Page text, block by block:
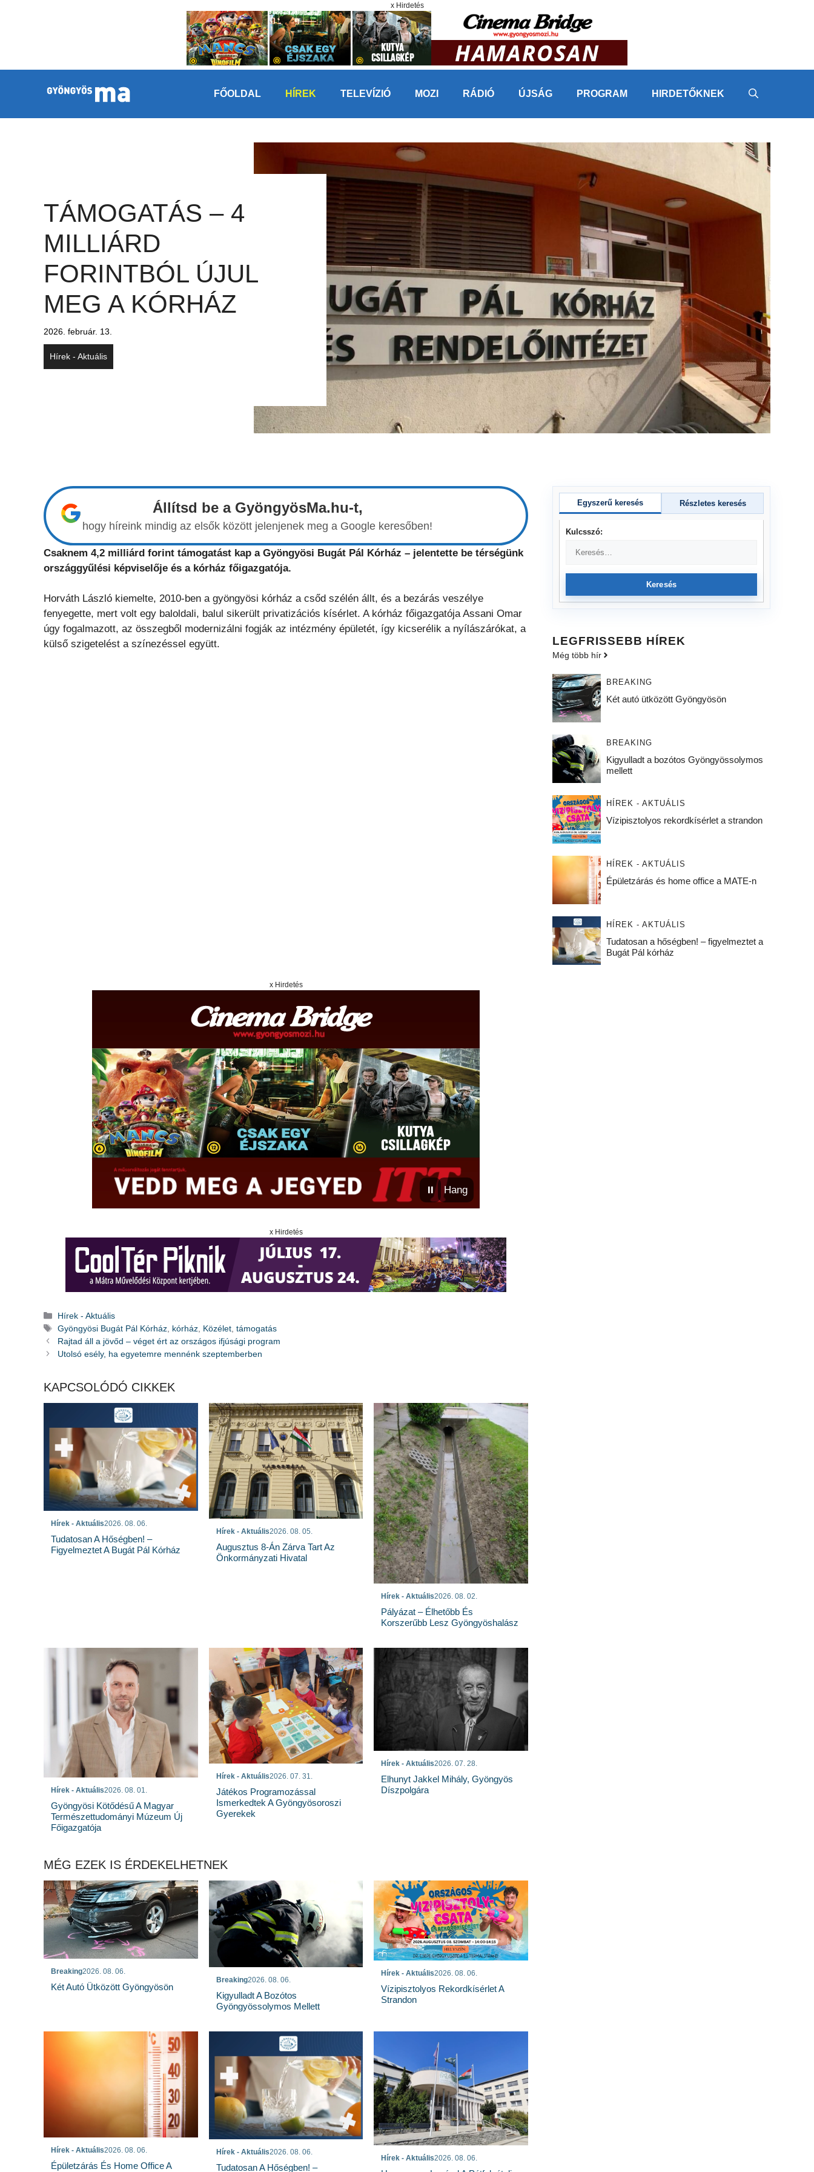
x Hirdetés
FŐOLDAL HÍREK TELEVÍZIÓ MOZI RÁDIÓ ÚJSÁG PROGRAM HIRDETŐKNEK
TÁMOGATÁS – 4
MILLIÁRD
FORINTBÓL ÚJUL
MEG A KÓRHÁZ
2026. február. 13.
Hírek - Aktuális
Állítsd be a GyöngyösMa.hu-t,
hogy híreink mindig az elsők között jelenjenek meg a Google keresőben!
Csaknem 4,2 milliárd forint támogatást kap a Gyöngyösi Bugát Pál Kórház – jelentette be térségünk
országgyűlési képviselője és a kórház főigazgatója.
Horváth László kiemelte, 2010-ben a gyöngyösi kórház a csőd szélén állt, és a bezárás veszélye
fenyegette, mert volt egy baloldali, balul sikerült privatizációs kísérlet. A kórház főigazgatója Assani Omar
úgy fogalmazott, az összegből modernizálni fogják az intézmény épületét, így kicserélik a nyílászárókat, a
külső szigetelést a színezéssel együtt.
x Hirdetés
⏸ Hang
x Hirdetés
Kategória
Hírek - Aktuális
Címkék
Gyöngyösi Bugát Pál Kórház kórház Közélet ,támogatás
Rajtad áll a jövőd – véget ért az országos ifjúsági program
Utolsó esély, ha egyetemre mennénk szeptemberben
KAPCSOLÓDÓ CIKKEK
Hírek - Aktuális2026. 08. 06.
Tudatosan A Hőségben! –
Figyelmeztet A Bugát Pál Kórház
Hírek - Aktuális2026. 08. 05.
Augusztus 8-Án Zárva Tart Az
Önkormányzati Hivatal
Hírek - Aktuális2026. 08. 02.
Pályázat – Élhetőbb És
Korszerűbb Lesz Gyöngyöshalász
Hírek - Aktuális2026. 08. 01.
Gyöngyösi Kötődésű A Magyar
Természettudományi Múzeum Új
Főigazgatója
Hírek - Aktuális2026. 07. 31.
Játékos Programozással
Ismerkedtek A Gyöngyösoroszi
Gyerekek
Hírek - Aktuális2026. 07. 28.
Elhunyt Jakkel Mihály, Gyöngyös
Díszpolgára
MÉG EZEK IS ÉRDEKELHETNEK
Breaking2026. 08. 06.
Két Autó Ütközött Gyöngyösön
Breaking2026. 08. 06.
Kigyulladt A Bozótos
Gyöngyössolymos Mellett
Hírek - Aktuális2026. 08. 06.
Vízipisztolyos Rekordkísérlet A
Strandon
Hírek - Aktuális2026. 08. 06.
Épületzárás És Home Office A
Hírek - Aktuális2026. 08. 06.
Tudatosan A Hőségben! –
Hírek - Aktuális2026. 08. 06.
Egyszerű keresés Részletes keresés
Kulcsszó:
Keresés
LEGFRISSEBB HÍREK
Még több hír
BREAKING
Két autó ütközött Gyöngyösön
BREAKING
Kigyulladt a bozótos Gyöngyössolymos
mellett
HÍREK - AKTUÁLIS
Vízipisztolyos rekordkísérlet a strandon
HÍREK - AKTUÁLIS
Épületzárás és home office a MATE-n
HÍREK - AKTUÁLIS
Tudatosan a hőségben! – figyelmeztet a
Bugát Pál kórház